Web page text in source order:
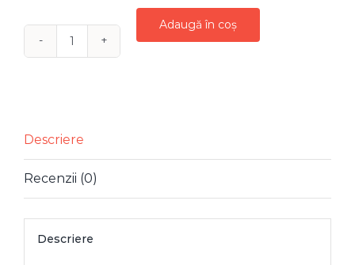
Cantitate
CATIFEA
ROSIE
FUNDITA
Adaugă în coș
Descriere
Recenzii (0)
Descriere